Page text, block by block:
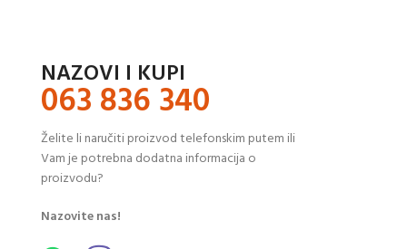
NAZOVI I KUPI
063 836 340
Želite li naručiti proizvod telefonskim putem ili
Vam je potrebna dodatna informacija o
proizvodu?
Nazovite nas!